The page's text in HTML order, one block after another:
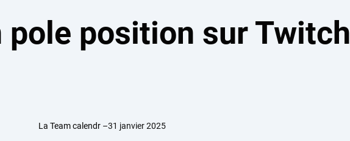
pole position sur Twitch
La Team calendr –31 janvier 2025